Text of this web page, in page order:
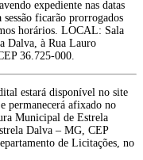
expediente nas datas
ficarão prorrogados
horários. LOCAL: Sala
Dalva, à Rua Lauro
36.725-000.
estará disponível no site
permanecerá afixado no
Municipal de Estrela
Dalva – MG, CEP
de Licitações, no